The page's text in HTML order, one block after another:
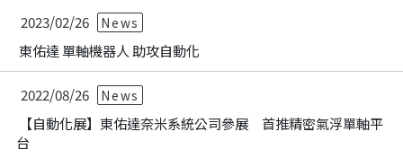
2023/02/26 News
東佑達 單軸機器人 助攻自動化
2022/08/26 News
【自動化展】東佑達奈米系統公司參展 首推精密氣浮單軸平
台